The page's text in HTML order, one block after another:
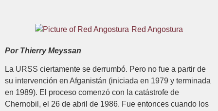
Red Angostura
Por Thierry Meyssan
La URSS ciertamente se derrumbó. Pero no fue a partir de
su intervención en Afganistán (iniciada en 1979 y terminada
en 1989). El proceso comenzó con la catástrofe de
Chernobil, el 26 de abril de 1986. Fue entonces cuando los